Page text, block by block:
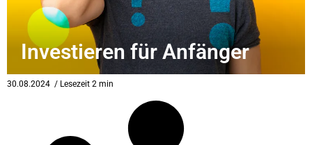
Investieren für Anfänger
30.08.2024 / Lesezeit 2 min